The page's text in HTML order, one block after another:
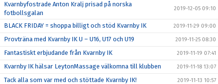
Kvarnbyfostrade Anton Kralj prisad på norska
fotbollsgalan
2019-12-05 09:10
BLACK FRIDAY = shoppa billigt och stöd Kvarnby IK 2019-11-29 09:00
Provträna med Kvarnby IK U – U16, U17 och U19 2019-11-25 08:30
Fantastiskt erbjudande från Kvarnby IK 2019-11-19 07:41
Kvarnby IK hälsar LeytonMassage välkomna till klubben 2019-11-18 13:07
Tack alla som var med och stöttade Kvarnby IK! 2019-11-13 10:57